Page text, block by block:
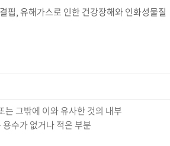
핍, 유해가스로 인한 건강장해와 인화성물질
그밖에 이와 유사한 것의 내부
수가 없거나 적은 부분